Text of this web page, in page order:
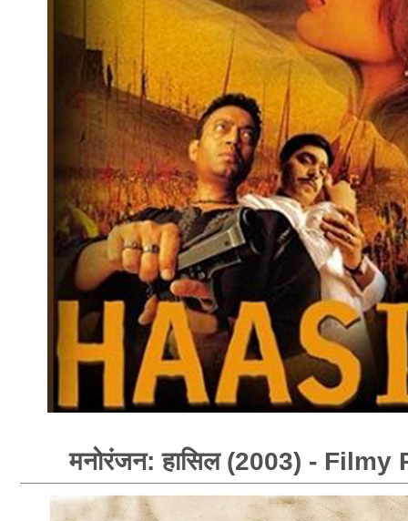
मनोरंजन: हासिल (2003) - Filmy